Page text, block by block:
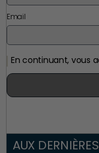
Email
En continuant, vous
AUX